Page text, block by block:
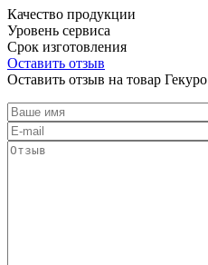
Качество продукции
Уровень сервиса
Срок изготовления
Оставить отзыв
Оставить отзыв на товар Гекуро